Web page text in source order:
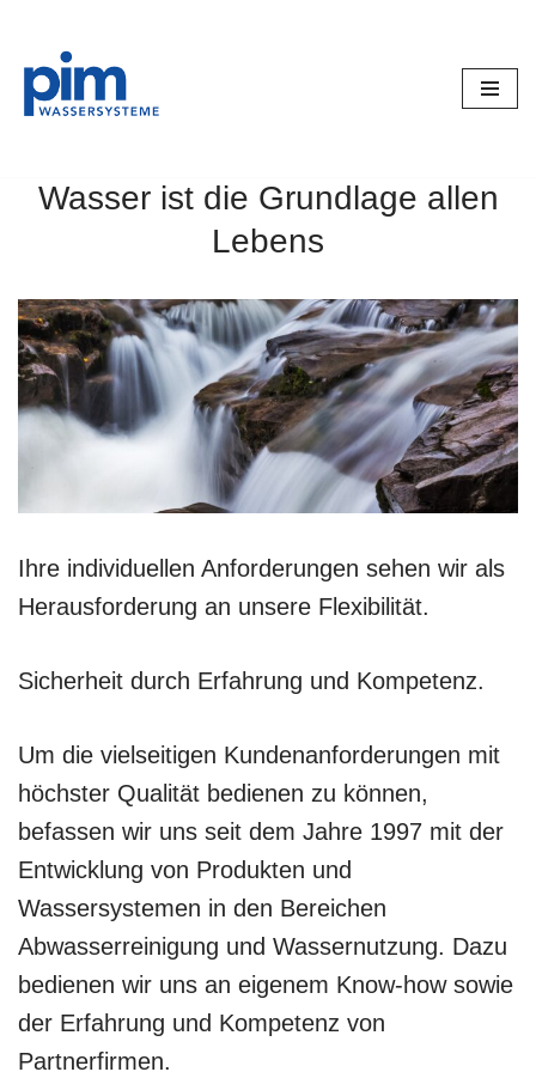
Zum
Inhalt
springen
Wasser ist die Grundlage allen
Lebens
Ihre individuellen Anforderungen sehen wir als
Herausforderung an unsere Flexibilität.
Sicherheit durch Erfahrung und Kompetenz.
Um die vielseitigen Kundenanforderungen mit
höchster Qualität bedienen zu können,
befassen wir uns seit dem Jahre 1997 mit der
Entwicklung von Produkten und
Wassersystemen in den Bereichen
Abwasserreinigung und Wassernutzung. Dazu
bedienen wir uns an eigenem Know-how sowie
der Erfahrung und Kompetenz von
Partnerfirmen.